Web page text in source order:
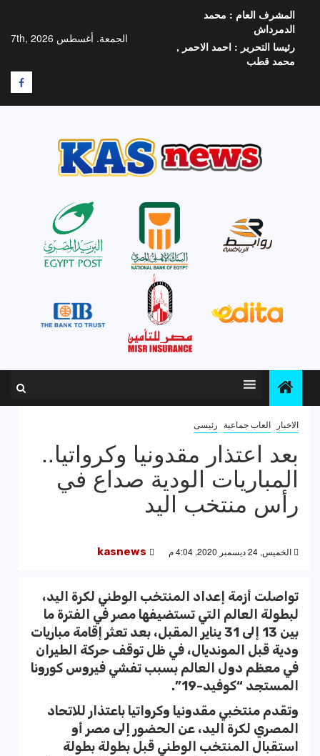
المحتوى
الجمعة. أغسطس 7th, 2026
المشرف العام : محمد
الدمرداش
رئيسا التحرير : احمد الاحمر ,
محمد قطب
F
الاخبار العاب جماعية رئيسى
بعد اعتذار مقدونيا وكرواتيا..
المباريات الودية صداع في
رأس منتخب اليد
الخميس, 24 ديسمبر 2020, 4:04 م kasnews
تواصلت أزمة إعداد المنتخب الوطني لكرة اليد،
لبطولة العالم التي تستضيفها مصر في الفترة ما
بين 13 إلى 31 يناير المقبل، بعد تعثر إقامة مباريات
ودية قبل المونديال، في ظل توقف حركة الطيران
في معظم دول العالم بسبب تفشي فيروس كورونا
المستجد “كوفيد-19”.
وتقدم منتخبي مقدونيا وكرواتيا باعتذار للاتحاد
المصري لكرة اليد، عن الحضور إلى مصر أو
استقبال المنتخب الوطني قبل بطولة بطولة